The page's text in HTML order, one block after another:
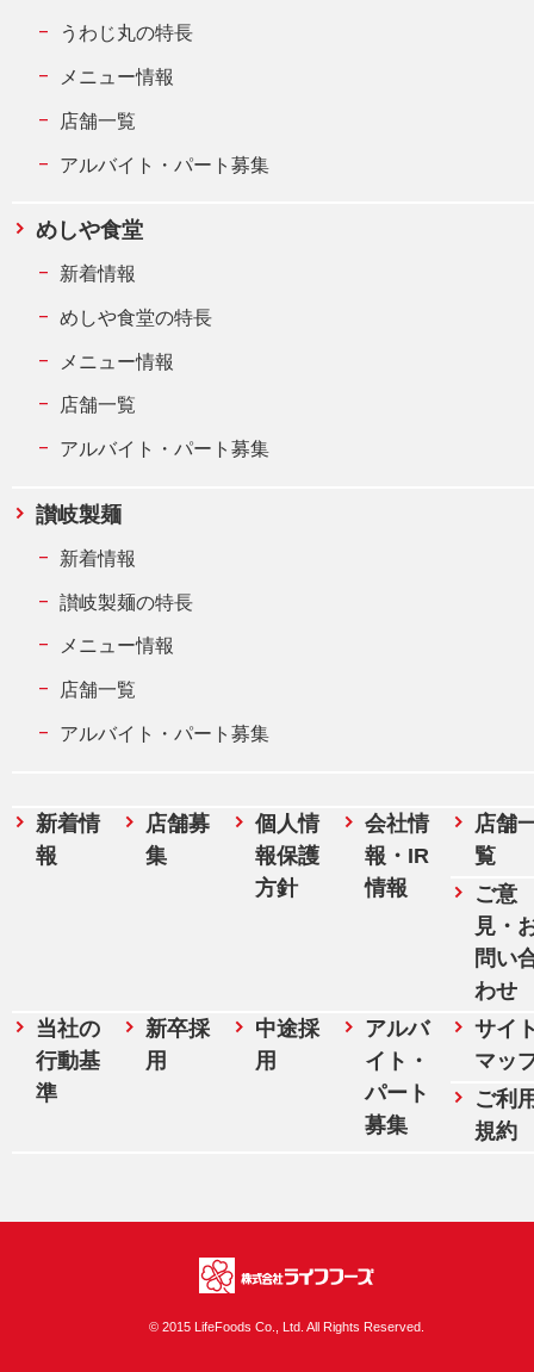
うわじ丸の特長
メニュー情報
店舗一覧
アルバイト・パート募集
めしや食堂
新着情報
めしや食堂の特長
メニュー情報
店舗一覧
アルバイト・パート募集
讃岐製麺
新着情報
讃岐製麺の特長
メニュー情報
店舗一覧
アルバイト・パート募集
新着情
報
店舗募
集
個人情
報保護
方針
会社情
報・IR
情報
店舗
覧
ご意
見・
問い
わせ
当社の
行動基
準
新卒採
用
中途採
用
アルバ
イト・
パート
募集
サイ
マッ
ご利
規約
© 2015 LifeFoods Co., Ltd. All Rights Reserved.